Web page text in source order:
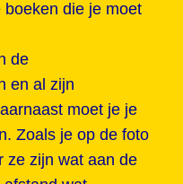
die je moet
de
en al zijn
moet je je
Zoals je op de foto
ze zijn wat aan de